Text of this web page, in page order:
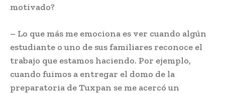
motivado?
– Lo que más me emociona es ver cuando algún
estudiante o uno de sus familiares reconoce el
trabajo que estamos haciendo. Por ejemplo,
cuando fuimos a entregar el domo de la
preparatoria de Tuxpan se me acercó un